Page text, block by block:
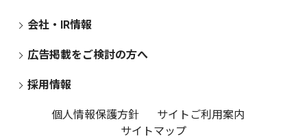
会社・IR情報
広告掲載をご検討の方へ
採用情報
個人情報保護方針
サイトご利用案内
サイトマップ